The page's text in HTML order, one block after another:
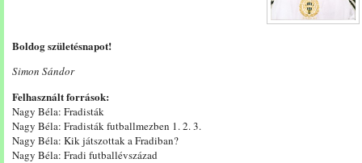
Boldog születésnapot!
Simon Sándor
Felhasznált források:
Nagy Béla: Fradisták
Nagy Béla: Fradisták futballmezben 1. 2. 3.
Nagy Béla: Kik játszottak a Fradiban?
Nagy Béla: Fradi futballévszázad